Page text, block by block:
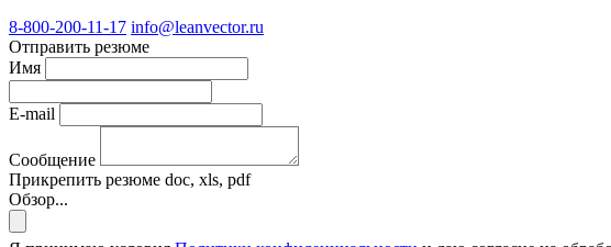
8-800-200-11-17 info@leanvector.ru
Отправить резюме
Имя
E-mail
Сообщение
Прикрепить резюме doc, xls, pdf
Обзор...